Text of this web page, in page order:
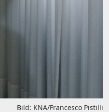
Bild: KNA/Francesco Pistilli